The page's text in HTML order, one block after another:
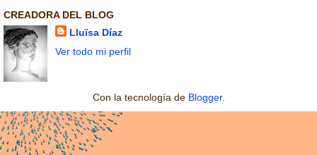
CREADORA DEL BLOG
Lluïsa Díaz
Ver todo mi perfil
Con la tecnología de Blogger.